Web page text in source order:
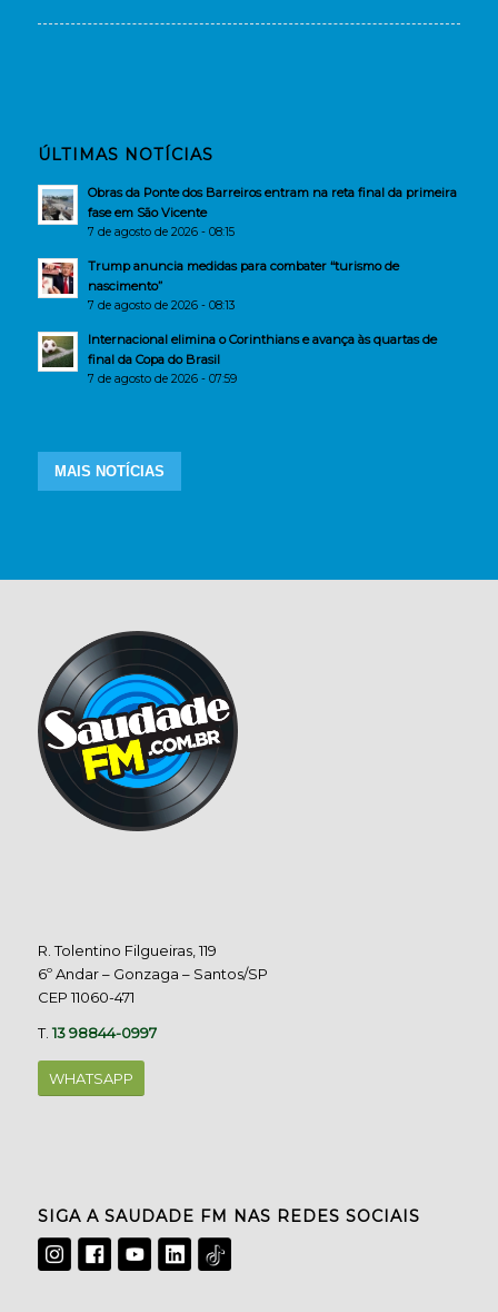
ÚLTIMAS NOTÍCIAS
Obras da Ponte dos Barreiros entram na reta final da primeira
fase em São Vicente
7 de agosto de 2026 - 08:15
Trump anuncia medidas para combater “turismo de
nascimento”
7 de agosto de 2026 - 08:13
Internacional elimina o Corinthians e avança às quartas de
final da Copa do Brasil
7 de agosto de 2026 - 07:59
MAIS NOTÍCIAS
R. Tolentino Filgueiras, 119
6º Andar – Gonzaga – Santos/SP
CEP 11060-471
T.13 98844-0997
WHATSAPP
SIGA A SAUDADE FM NAS REDES SOCIAIS